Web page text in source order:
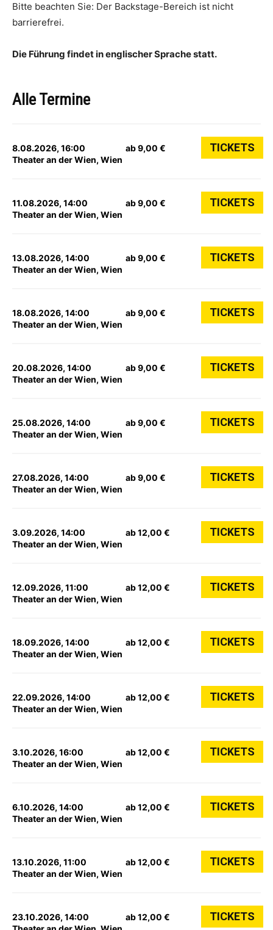
Bitte beachten Sie: Der Backstage-Bereich ist nicht
barrierefrei.
Die Führung findet in englischer Sprache statt.
Alle Termine
8.08.2026, 16:00
Theater an der Wien, Wien
ab 9,00 € TICKETS
11.08.2026, 14:00
Theater an der Wien, Wien
ab 9,00 € TICKETS
13.08.2026, 14:00
Theater an der Wien, Wien
ab 9,00 € TICKETS
18.08.2026, 14:00
Theater an der Wien, Wien
ab 9,00 € TICKETS
20.08.2026, 14:00
Theater an der Wien, Wien
ab 9,00 € TICKETS
25.08.2026, 14:00
Theater an der Wien, Wien
ab 9,00 € TICKETS
27.08.2026, 14:00
Theater an der Wien, Wien
ab 9,00 € TICKETS
3.09.2026, 14:00
Theater an der Wien, Wien
ab 12,00 € TICKETS
12.09.2026, 11:00
Theater an der Wien, Wien
ab 12,00 € TICKETS
18.09.2026, 14:00
Theater an der Wien, Wien
ab 12,00 € TICKETS
22.09.2026, 14:00
Theater an der Wien, Wien
ab 12,00 € TICKETS
3.10.2026, 16:00
Theater an der Wien, Wien
ab 12,00 € TICKETS
6.10.2026, 14:00
Theater an der Wien, Wien
ab 12,00 € TICKETS
13.10.2026, 11:00
Theater an der Wien, Wien
ab 12,00 € TICKETS
23.10.2026, 14:00
ab 12,00 € TICKETS